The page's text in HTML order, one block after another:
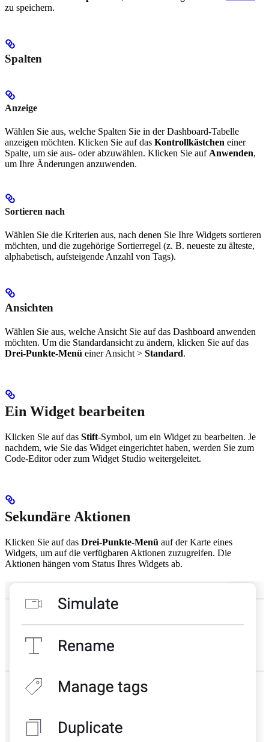
zu speichern.
Spalten
Anzeige
Wählen Sie aus, welche Spalten Sie in der Dashboard-Tabelle
anzeigen möchten. Klicken Sie auf das Kontrollkästchen einer
Spalte, um sie aus- oder abzuwählen. Klicken Sie auf Anwenden,
um Ihre Änderungen anzuwenden.
Sortieren nach
Wählen Sie die Kriterien aus, nach denen Sie Ihre Widgets sortieren
möchten, und die zugehörige Sortierregel (z. B. neueste zu älteste,
alphabetisch, aufsteigende Anzahl von Tags).
Ansichten
Wählen Sie aus, welche Ansicht Sie auf das Dashboard anwenden
möchten. Um die Standardansicht zu ändern, klicken Sie auf das
Drei-Punkte-Menü einer Ansicht > Standard.
Ein Widget bearbeiten
Klicken Sie auf das Stift-Symbol, um ein Widget zu bearbeiten. Je
nachdem, wie Sie das Widget eingerichtet haben, werden Sie zum
Code-Editor oder zum Widget Studio weitergeleitet.
Sekundäre Aktionen
Klicken Sie auf das Drei-Punkte-Menü auf der Karte eines
Widgets, um auf die verfügbaren Aktionen zuzugreifen. Die
Aktionen hängen vom Status Ihres Widgets ab.